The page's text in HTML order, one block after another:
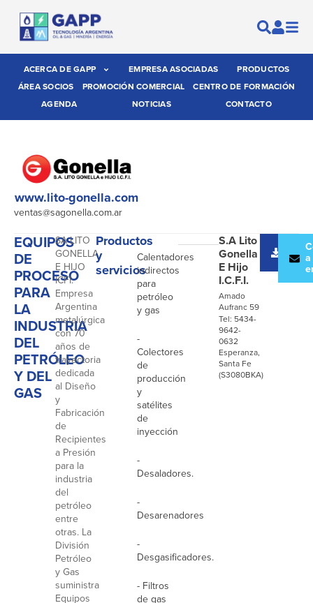
ACERCA DE GAPP EMPRESA ASOCIADAS
PRODUCTOS
ÁREA SOCIOS
PROMOCIÓN COMERCIAL
CENTRO DE FORMACIÓN
AGENDA
NOTICIAS CONTACTO
www.lito-gonella.com
ventas@sagonella.com.ar
EQUIPOS
DE
PROCESO
PARA
LA
INDUSTRIA
DEL
PETRÓLEO
Y DEL
GAS
SA LITO
GONELLA
E HIJO
ICFI:
Empresa
Argentina
metalúrgica
con 70
años de
trayectoria
dedicada
al Diseño
y
Fabricación
de
Recipientes
a Presión
para la
industria
del
petróleo
entre
otras. La
División
Petróleo
y Gas
suministra
Equipos
Productos
y
servicios
-
Calentadores
indirectos
para
petróleo
y gas
-
Colectores
de
producción
y
satélites
de
inyección
-
Desaladores.
-
Desarenadores
-
Desgasificadores.
- Filtros
de gas
S.A Lito
Gonella
E Hijo
I.C.F.I.
Amado
Aufranc 59
Tel: 5434-
9642-
0632
Esperanza,
Santa Fe
(S3080BKA)